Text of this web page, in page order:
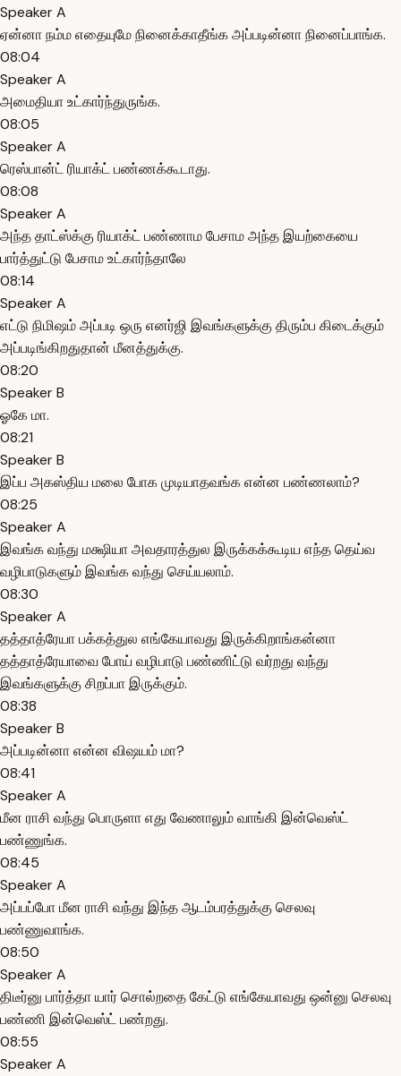
Speaker A
ஏன்னா நம்ம எதையுமே நினைக்காதீங்க அப்படின்னா நினைப்பாங்க.
08:04
Speaker A
அமைதியா உட்கார்ந்துருங்க.
08:05
Speaker A
ரெஸ்பான்ட் ரியாக்ட் பண்ணக்கூடாது.
08:08
Speaker A
அந்த தாட்ஸ்க்கு ரியாக்ட் பண்ணாம பேசாம அந்த இயற்கையை
பார்த்துட்டு பேசாம உட்கார்ந்தாலே
08:14
Speaker A
எட்டு நிமிஷம் அப்படி ஒரு எனர்ஜி இவங்களுக்கு திரும்ப கிடைக்கும்
அப்படிங்கிறதுதான் மீனத்துக்கு.
08:20
Speaker B
ஓகே மா.
08:21
Speaker B
இப்ப அகஸ்திய மலை போக முடியாதவங்க என்ன பண்ணலாம்?
08:25
Speaker A
இவங்க வந்து மக்ஷியா அவதாரத்துல இருக்கக்கூடிய எந்த தெய்வ
வழிபாடுகளும் இவங்க வந்து செய்யலாம்.
08:30
Speaker A
தத்தாத்ரேயா பக்கத்துல எங்கேயாவது இருக்கிறாங்கன்னா
தத்தாத்ரேயாவை போய் வழிபாடு பண்ணிட்டு வர்றது வந்து
இவங்களுக்கு சிறப்பா இருக்கும்.
08:38
Speaker B
அப்படின்னா என்ன விஷயம் மா?
08:41
Speaker A
மீன ராசி வந்து பொருளா எது வேணாலும் வாங்கி இன்வெஸ்ட்
பண்ணுங்க.
08:45
Speaker A
அப்பப்போ மீன ராசி வந்து இந்த ஆடம்பரத்துக்கு செலவு
பண்ணுவாங்க.
08:50
Speaker A
திடீர்னு பார்த்தா யார் சொல்றதை கேட்டு எங்கேயாவது ஒன்னு செலவு
பண்ணி இன்வெஸ்ட் பண்றது.
08:55
Speaker A